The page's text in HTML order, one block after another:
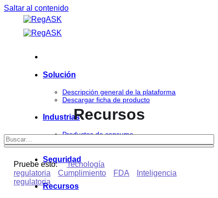
Saltar al contenido
Solución
Descripción general de la plataforma
Descargar ficha de producto
Industrias
Productos de consumo
Seguridad
Recursos
Recursos
Pruebe esto:
Tecnología
regulatoria
Cumplimiento FDA
Inteligencia
regulatoria